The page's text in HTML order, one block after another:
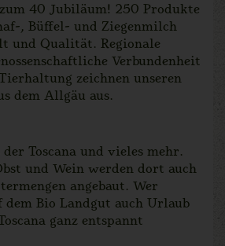
40 Jubiläum! 250 Produkte
, Büffel- und Ziegenmilch
und Qualität. Regionale
Verbundenheit
zeichnen unseren
dem Allgäu aus.
Toscana und vieles mehr.
und Wein werden dort auch
angebaut. Wer
dem Bio Landgut auch Urlaub
ganz entspannt